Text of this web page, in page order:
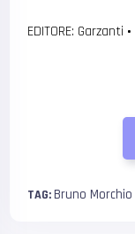
EDITORE: Garzanti •
TAG:Bruno Morchio